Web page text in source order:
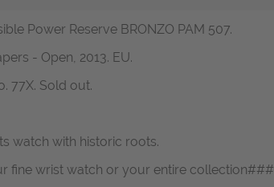
Power Reserve BRONZO PAM 507.
- Open, 2013. EU.
77X. Sold out.
watch with historic roots.
fine wrist watch or your entire collection###